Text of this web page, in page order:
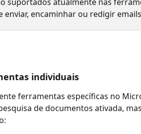
encaminhar ou redigir
individuais
ferramentas específicas no
de documentos ativada,